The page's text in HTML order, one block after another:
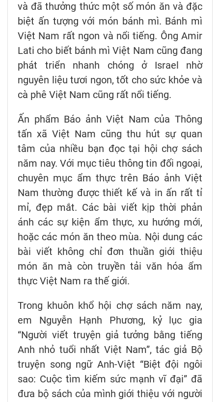
và đã thưởng thức một số món ăn và đặc
biệt ấn tượng với món bánh mì. Bánh mì
Việt Nam rất ngon và nổi tiếng. Ông Amir
Lati cho biết bánh mì Việt Nam cũng đang
phát triển nhanh chóng ở Israel nhờ
nguyên liệu tươi ngon, tốt cho sức khỏe và
cà phê Việt Nam cũng rất nổi tiếng.
Ấn phẩm Báo ảnh Việt Nam của Thông
tấn xã Việt Nam cũng thu hút sự quan
tâm của nhiều bạn đọc tại hội chợ sách
năm nay. Với mục tiêu thông tin đối ngoại,
chuyên mục ẩm thực trên Báo ảnh Việt
Nam thường được thiết kế và in ấn rất tỉ
mỉ, đẹp mắt. Các bài viết kịp thời phản
ánh các sự kiện ẩm thực, xu hướng mới,
hoặc các món ăn theo mùa. Nội dung các
bài viết không chỉ đơn thuần giới thiệu
món ăn mà còn truyền tải văn hóa ẩm
thực Việt Nam ra thế giới.
Trong khuôn khổ hội chợ sách năm nay,
em Nguyễn Hạnh Phương, kỷ lục gia
“Người viết truyện giả tưởng bằng tiếng
Anh nhỏ tuổi nhất Việt Nam”, tác giả Bộ
truyện song ngữ Anh-Việt “Biệt đội ngôi
sao: Cuộc tìm kiếm sức mạnh vĩ đại” đã
đưa bộ sách của mình giới thiệu với người